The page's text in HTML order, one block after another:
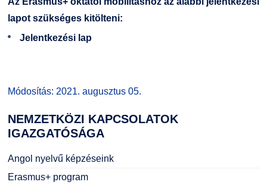
DUE Hallgatói laptop használati segédlet
Képzési Életpályamodell
lapot szükséges kitölteni:
Jelentkezési lap
Módosítás: 2021. augusztus 05.
NEMZETKÖZI KAPCSOLATOK
IGAZGATÓSÁGA
Angol nyelvű képzéseink
Erasmus+ program